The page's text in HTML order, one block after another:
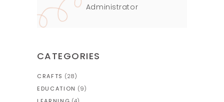
Administrator
CATEGORIES
CRAFTS (28)
EDUCATION (9)